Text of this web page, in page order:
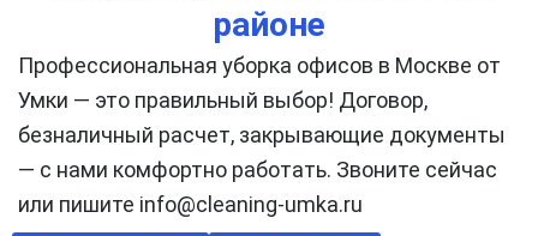
районе
Профессиональная уборка офисов в Москве от
Умки — это правильный выбор! Договор,
безналичный расчет, закрывающие документы
— с нами комфортно работать. Звоните сейчас
или пишите info@cleaning-umka.ru